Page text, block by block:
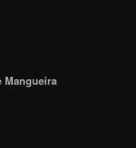
Mangueira